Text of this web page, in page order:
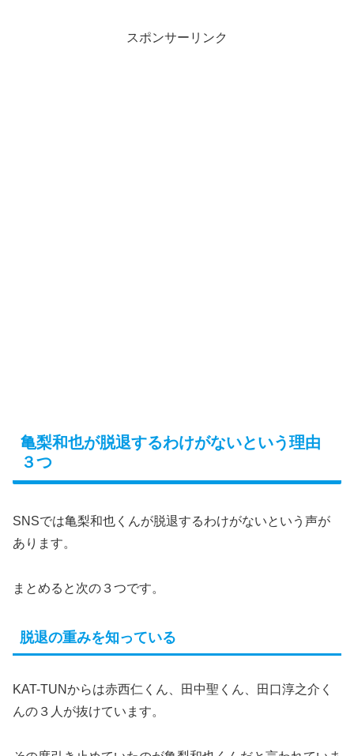
スポンサーリンク
亀梨和也が脱退するわけがないという理由
３つ
SNSでは亀梨和也くんが脱退するわけがないという声が
あります。
まとめると次の３つです。
脱退の重みを知っている
KAT-TUNからは赤西仁くん、田中聖くん、田口淳之介く
んの３人が抜けています。